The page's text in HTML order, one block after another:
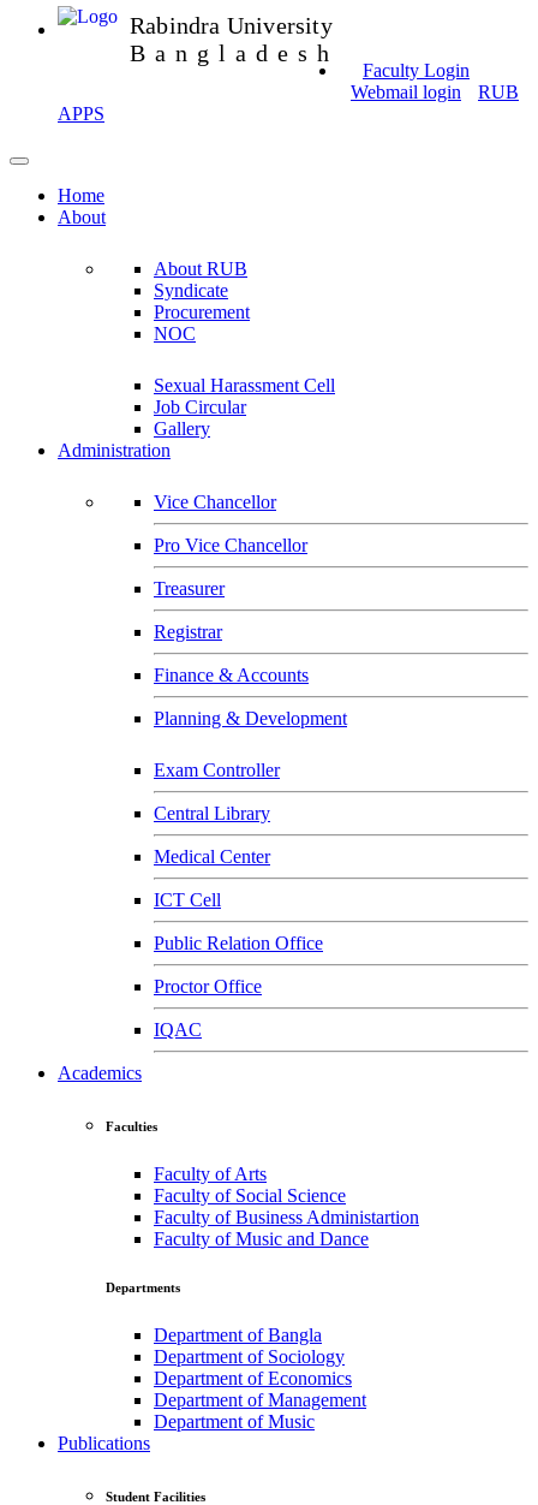
Rabindra University
Bangladesh
Faculty Login
Webmail login
RUB
APPS
Home
About
About RUB
Syndicate
Procurement
NOC
Sexual Harassment Cell
Job Circular
Gallery
Administration
Vice Chancellor
Pro Vice Chancellor
Treasurer
Registrar
Finance & Accounts
Planning & Development
Exam Controller
Central Library
Medical Center
ICT Cell
Public Relation Office
Proctor Office
IQAC
Academics
Faculties
Faculty of Arts
Faculty of Social Science
Faculty of Business Administartion
Faculty of Music and Dance
Departments
Department of Bangla
Department of Sociology
Department of Economics
Department of Management
Department of Music
Publications
Student Facilities